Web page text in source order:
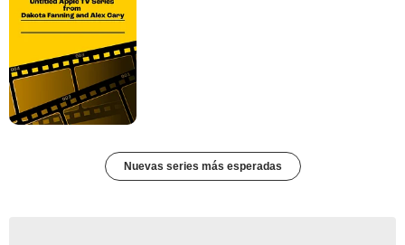
Nuevas series más esperadas